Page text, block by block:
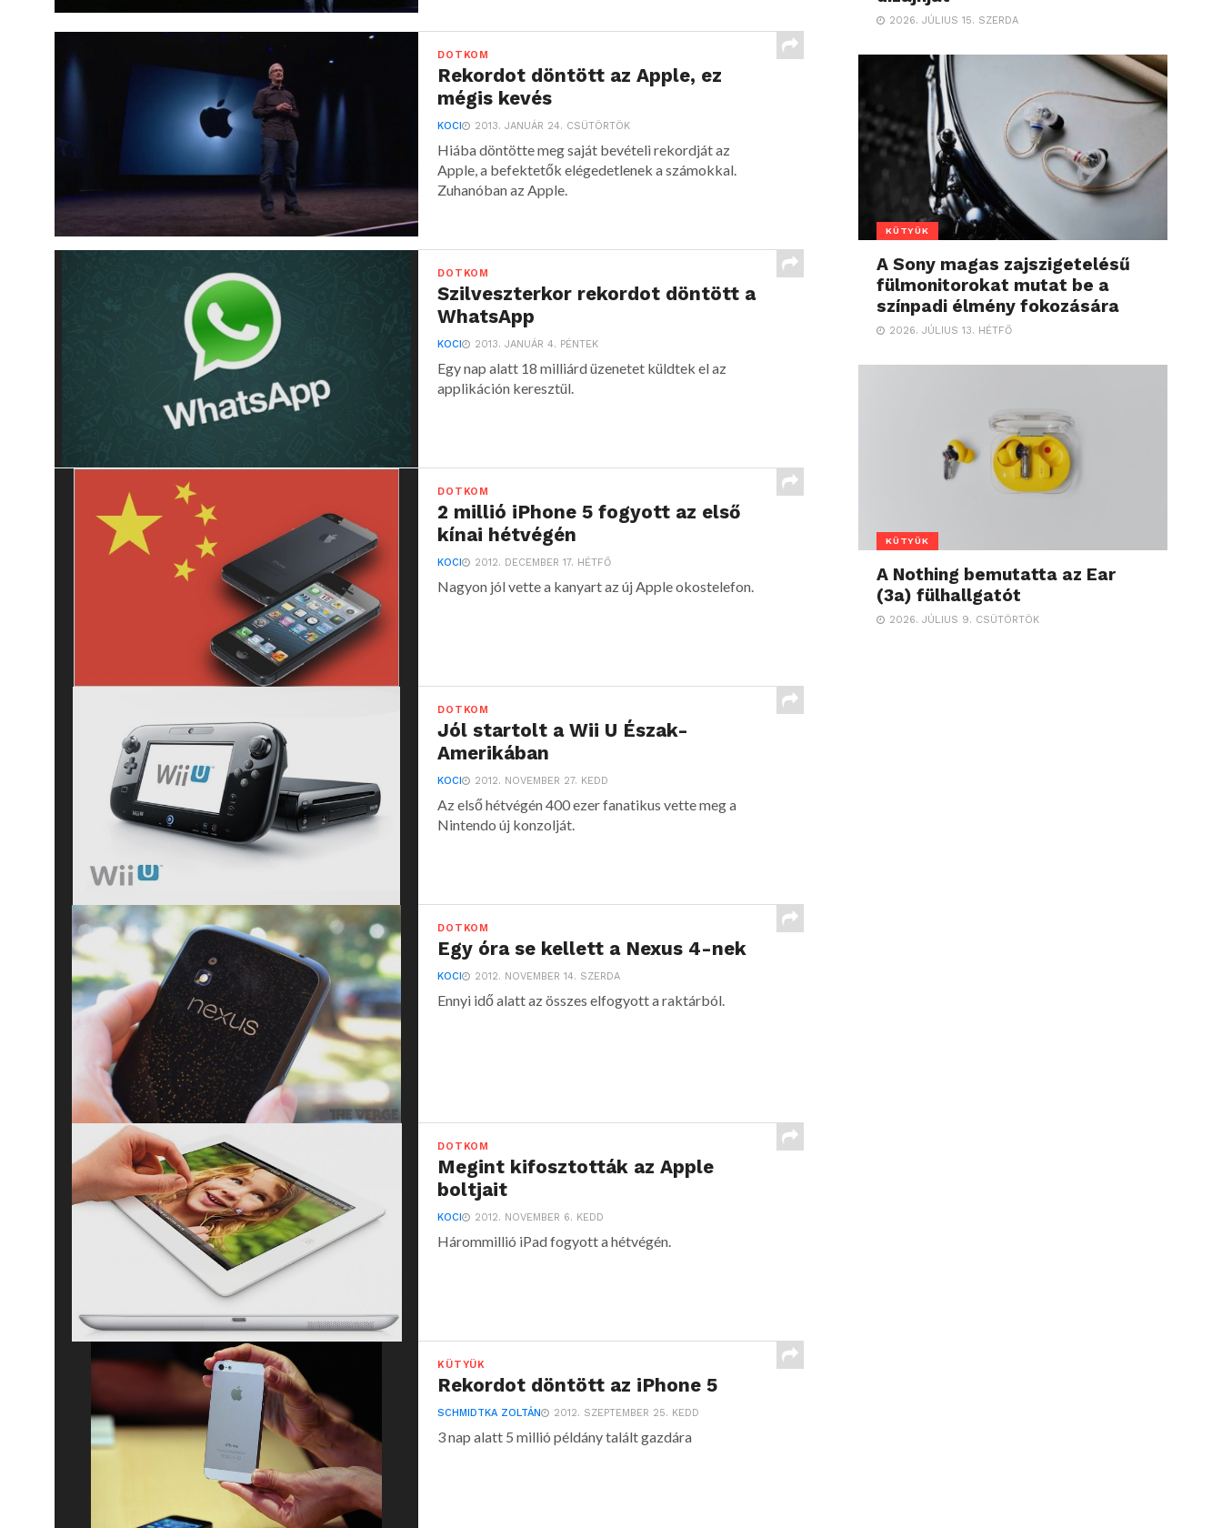
DOTKOM
Rekordot döntött az Apple, ez
mégis kevés
KOCI 2013. JANUÁR 24. CSÜTÖRTÖK
Hiába döntötte meg saját bevételi rekordját az
Apple, a befektetők elégedetlenek a számokkal.
Zuhanóban az Apple.
DOTKOM
Szilveszterkor rekordot döntött a
WhatsApp
KOCI 2013. JANUÁR 4. PÉNTEK
Egy nap alatt 18 milliárd üzenetet küldtek el az
applikáción keresztül.
DOTKOM
2 millió iPhone 5 fogyott az első
kínai hétvégén
KOCI 2012. DECEMBER 17. HÉTFŐ
Nagyon jól vette a kanyart az új Apple okostelefon.
DOTKOM
Jól startolt a Wii U Észak-
Amerikában
KOCI 2012. NOVEMBER 27. KEDD
Az első hétvégén 400 ezer fanatikus vette meg a
Nintendo új konzolját.
DOTKOM
Egy óra se kellett a Nexus 4-nek
KOCI 2012. NOVEMBER 14. SZERDA
Ennyi idő alatt az összes elfogyott a raktárból.
DOTKOM
Megint kifosztották az Apple
boltjait
KOCI 2012. NOVEMBER 6. KEDD
Hárommillió iPad fogyott a hétvégén.
KÜTYÜK
Rekordot döntött az iPhone 5
SCHMIDTKA ZOLTÁN 2012. SZEPTEMBER 25. KEDD
3 nap alatt 5 millió példány talált gazdára
2026. JÚLIUS 15. SZERDA
KÜTYÜK
A Sony magas zajszigetelésű
fülmonitorokat mutat be a
színpadi élmény fokozására
2026. JÚLIUS 13. HÉTFŐ
KÜTYÜK
A Nothing bemutatta az Ear
(3a) fülhallgatót
2026. JÚLIUS 9. CSÜTÖRTÖK